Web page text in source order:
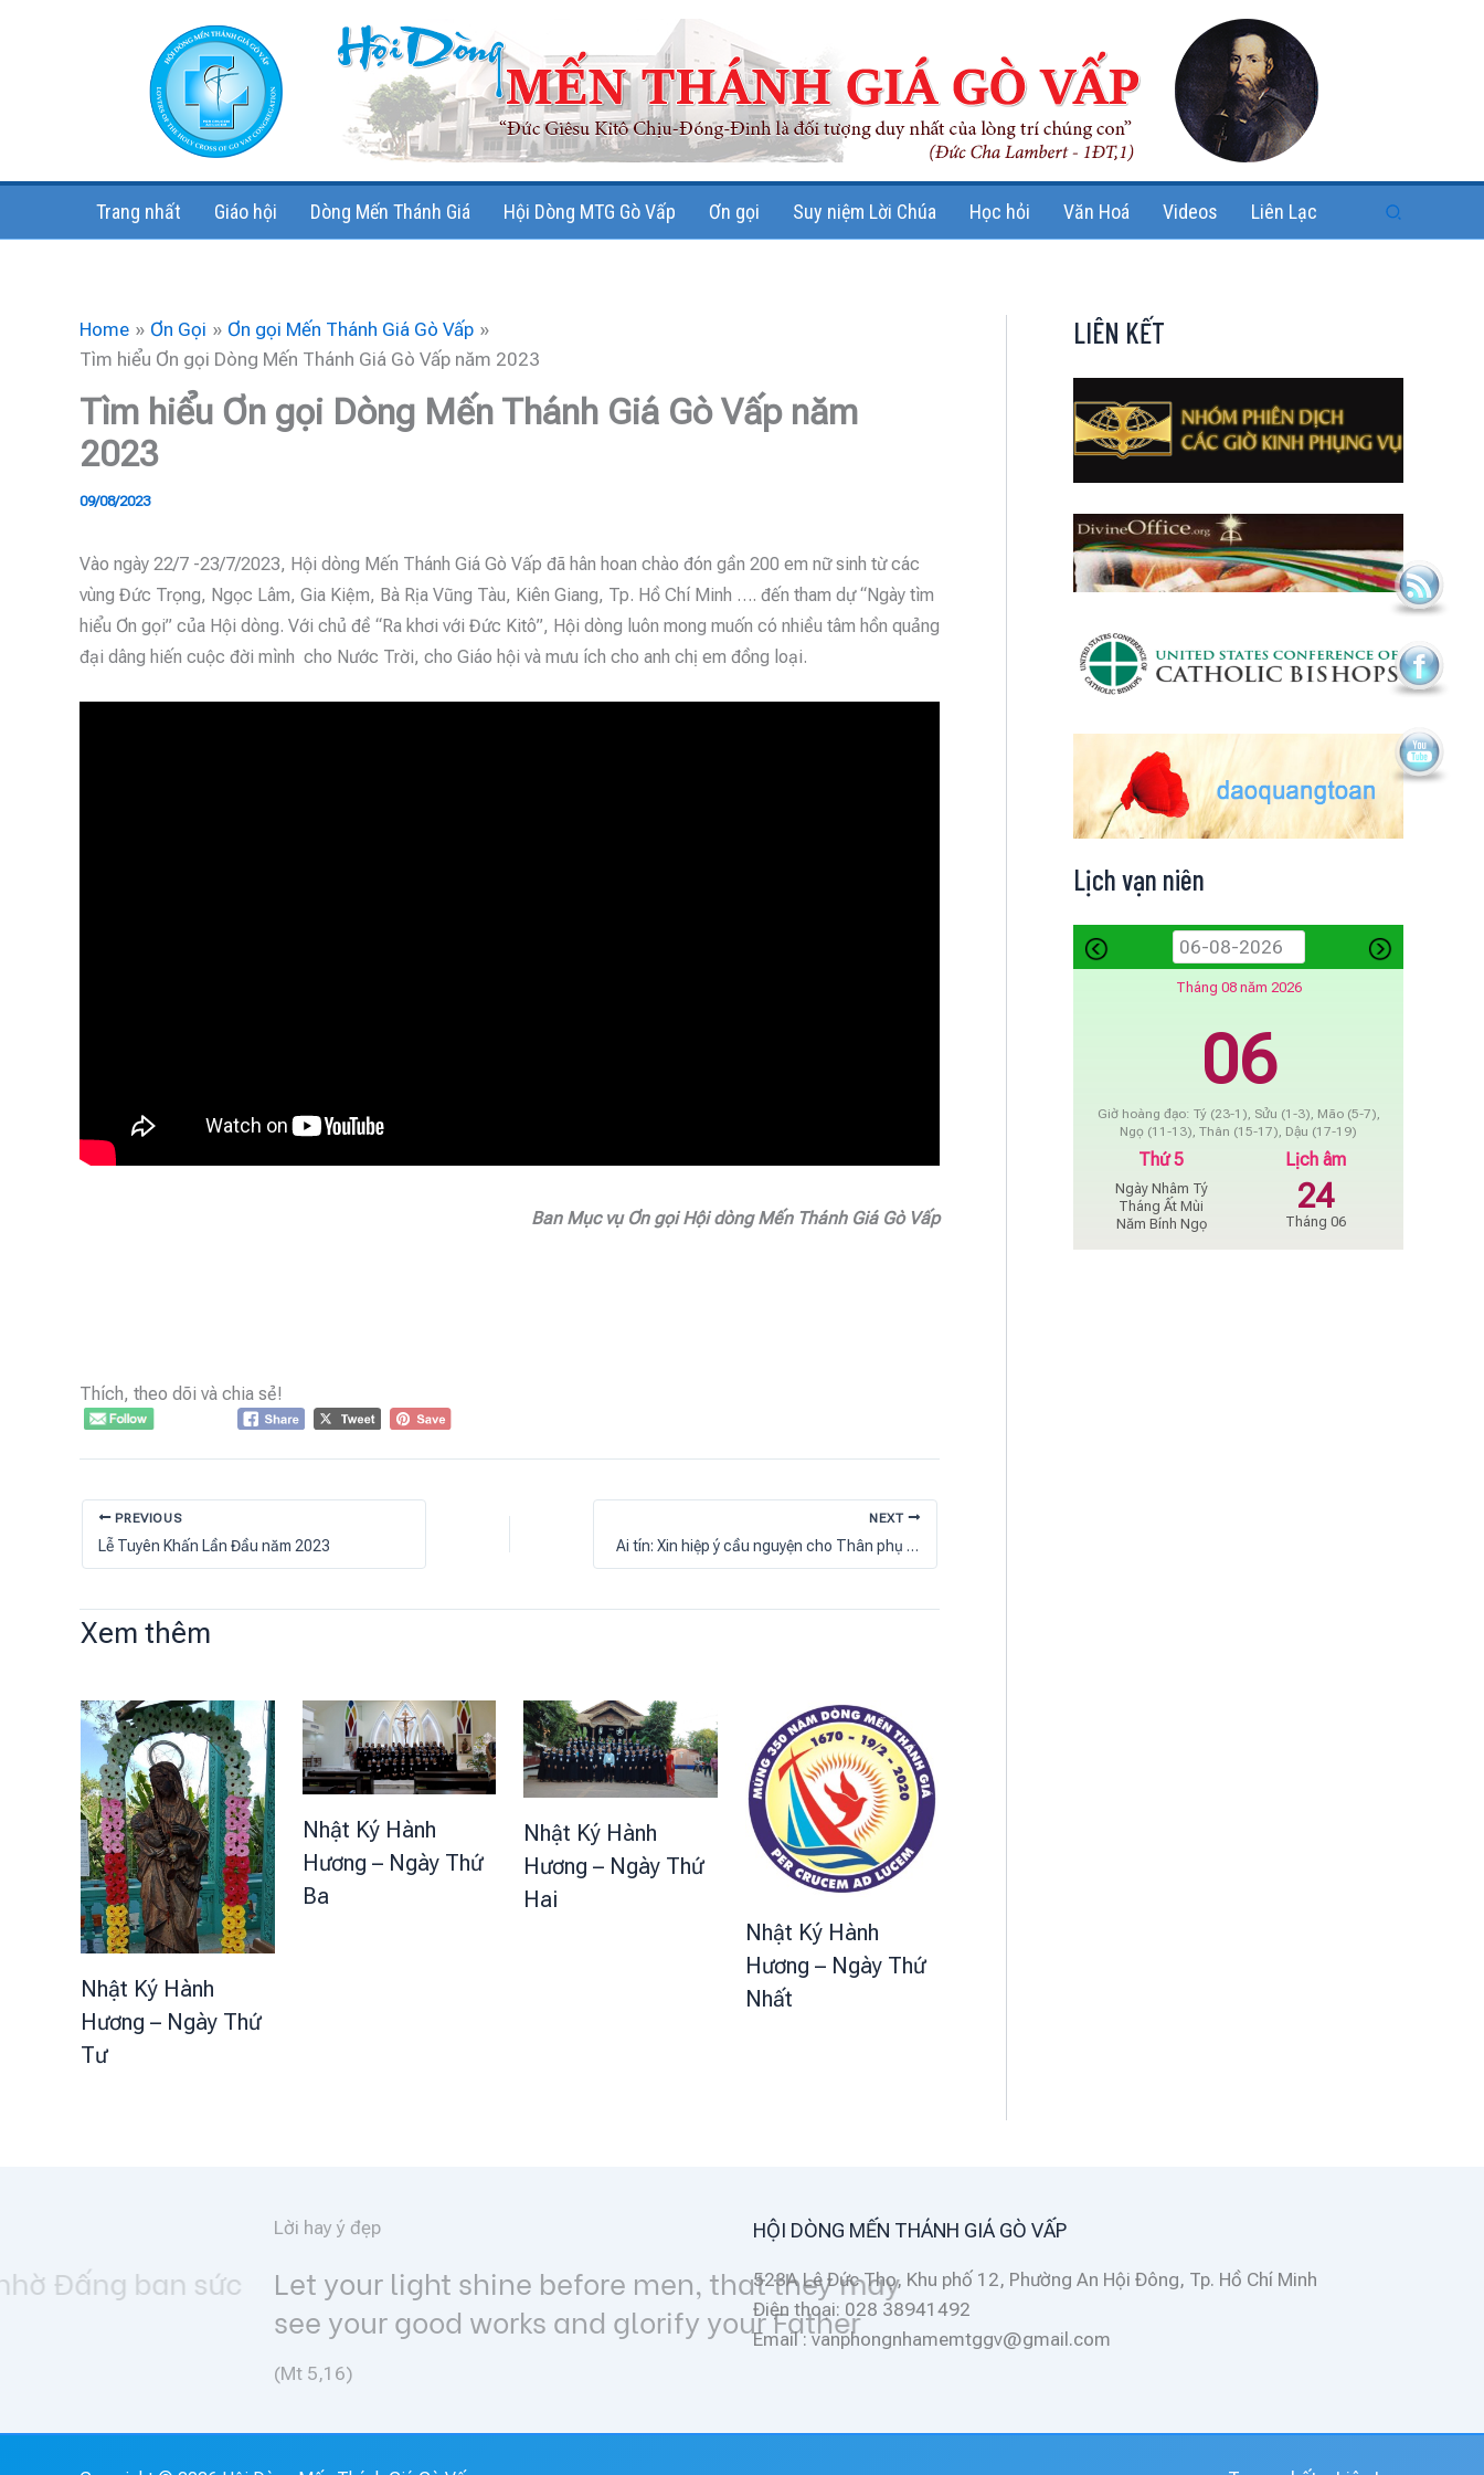
Trang nhất Giáo hội Dòng Mến Thánh Giá Hội Dòng MTG Gò Vấp Ơn gọi Suy niệm Lời Chúa Học hỏi Văn Hoá Videos Liên Lạc Search
Home Ơn Gọi
Ơn gọi Mến Thánh Giá Gò Vấp
Tìm hiểu Ơn gọi Dòng Mến Thánh Giá Gò Vấp năm 2023
Tìm hiểu Ơn gọi Dòng Mến Thánh Giá Gò Vấp năm
2023
09/08/2023
Vào ngày 22/7 -23/7/2023, Hội dòng Mến Thánh Giá Gò Vấp đã hân hoan chào đón gần 200 em nữ sinh từ các
vùng Đức Trọng, Ngọc Lâm, Gia Kiệm, Bà Rịa Vũng Tàu, Kiên Giang, Tp. Hồ Chí Minh …. đến tham dự “Ngày tìm
hiểu Ơn gọi” của Hội dòng. Với chủ đề “Ra khơi với Đức Kitô”, Hội dòng luôn mong muốn có nhiều tâm hồn quảng
đại dâng hiến cuộc đời mình cho Nước Trời, cho Giáo hội và mưu ích cho anh chị em đồng loại.
Ban Mục vụ Ơn gọi Hội dòng Mến Thánh Giá Gò Vấp
Thích, theo dõi và chia sẻ!
PREVIOUS
Lễ Tuyên Khấn Lần Đầu năm 2023
NEXT
Ai tín: Xin hiệp ý cầu nguyện cho Thân phụ Chị Maria Đỗ Thu Hường
Xem thêm
Nhật Ký Hành
Hương – Ngày Thứ
Tư
Nhật Ký Hành
Hương – Ngày Thứ
Ba
Nhật Ký Hành
Hương – Ngày Thứ
Hai
Nhật Ký Hành
Hương – Ngày Thứ
Nhất
LIÊN KẾT
Lịch vạn niên
Tháng 08 năm 2026
06
Giờ hoàng đạo: Tý (23-1), Sửu (1-3), Mão (5-7),
Ngọ (11-13), Thân (15-17), Dậu (17-19)
Thứ 5
Ngày Nhâm Tý
Tháng Ất Mùi
Năm Bính Ngọ
Lịch âm
24
Tháng 06
Let your light shine before men, that they may
see your good works and glorify your Father
HỘI DÒNG MẾN THÁNH GIÁ GÒ VẤP
523A Lê Đức Thọ, Khu phố 12, Phường An Hội Đông, Tp. Hồ Chí Minh
Điện thoại: 028 38941492
Email : vanphongnhamemtggv@gmail.com